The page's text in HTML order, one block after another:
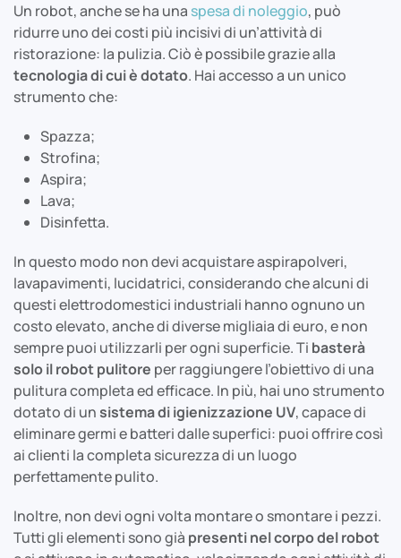
Un robot, anche se ha una spesa di noleggio, può
ridurre uno dei costi più incisivi di un’attività di
ristorazione: la pulizia. Ciò è possibile grazie alla
tecnologia di cui è dotato. Hai accesso a un unico
strumento che:
Spazza;
Strofina;
Aspira;
Lava;
Disinfetta.
In questo modo non devi acquistare aspirapolveri,
lavapavimenti, lucidatrici, considerando che alcuni di
questi elettrodomestici industriali hanno ognuno un
costo elevato, anche di diverse migliaia di euro, e non
sempre puoi utilizzarli per ogni superficie. Ti basterà
solo il robot pulitore per raggiungere l’obiettivo di una
pulitura completa ed efficace. In più, hai uno strumento
dotato di un sistema di igienizzazione UV, capace di
eliminare germi e batteri dalle superfici: puoi offrire così
ai clienti la completa sicurezza di un luogo
perfettamente pulito.
Inoltre, non devi ogni volta montare o smontare i pezzi.
Tutti gli elementi sono già presenti nel corpo del robot